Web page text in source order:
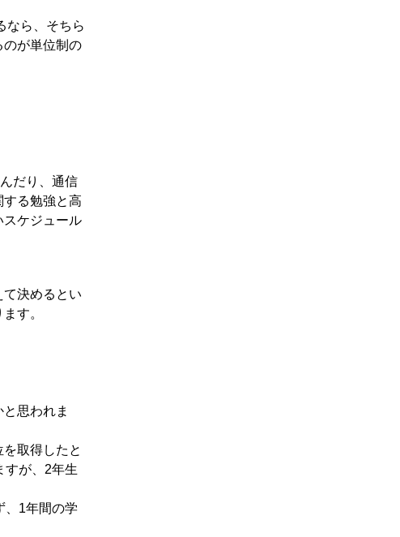
なら、そちら
のが単位制の
だり、通信
る勉強と高
スケジュール
決めるとい
す。
思われま
取得したと
すが、2年生
、1年間の学